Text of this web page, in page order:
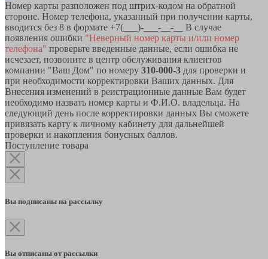
Номер карты разположен под штрих-кодом на обратной
стороне. Номер телефона, указанный при получении карты,
вводится без 8 в формате +7(___)-___-__-__ В случае
появления ошибки "Неверный номер карты и/или номер
телефона" проверьте введенные данные, если ошибка не
исчезает, позвоните в центр обслуживания клиентов
компании "Ваш Дом" по номеру 310-000-3 для проверки и
при необходимости корректировки Ваших данных. Для
Внесения изменений в реистрационные данные Вам будет
необходимо назвать номер карты и Ф.И.О. владельца. На
следующий день после корректировки данных Вы сможете
привязать карту к личному кабинету для дальнейшей
проверки и накопления бонусных баллов.
Поступление товара
Вы подписаны на рассылку
Вы отписаны от рассылки